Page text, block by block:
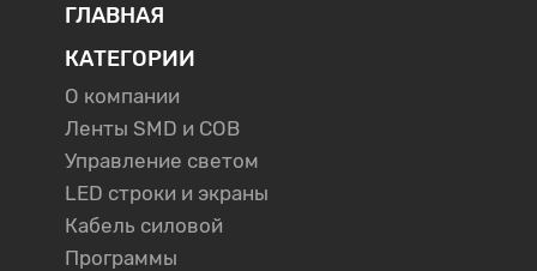
ГЛАВНАЯ
КАТЕГОРИИ
О компании
Ленты SMD и COB
Управление светом
LED строки и экраны
Кабель силовой
Программы